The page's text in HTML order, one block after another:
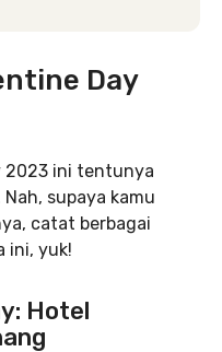
Day
2023 ini tentunya
supaya kamu
catat berbagai
ini, yuk!
Hotel